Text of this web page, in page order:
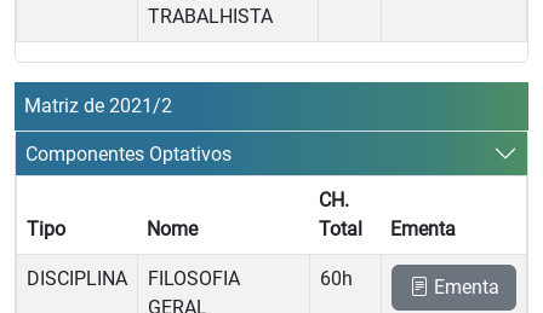
TRABALHISTA
Matriz de 2021/2
Componentes Optativos
Tipo Nome
CH.
Total
Ementa
DISCIPLINA
FILOSOFIA
GERAL
60h Ementa